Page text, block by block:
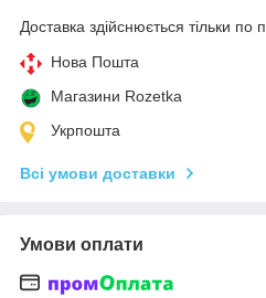
Доставка здійснюється тільки по
Нова Пошта
Магазини Rozetka
Укрпошта
Всі умови доставки
Умови оплати